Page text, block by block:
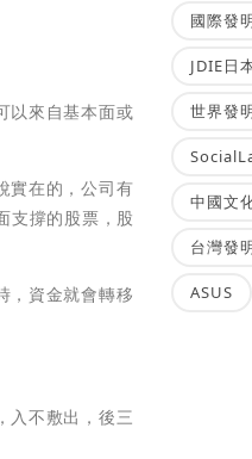
以來自基本面或
實在的，公司有
支撐的股票，股
，資金就會轉移
入不敷出，後三
國際發
JDIE日
世界發
中國文
台灣發
ASUS